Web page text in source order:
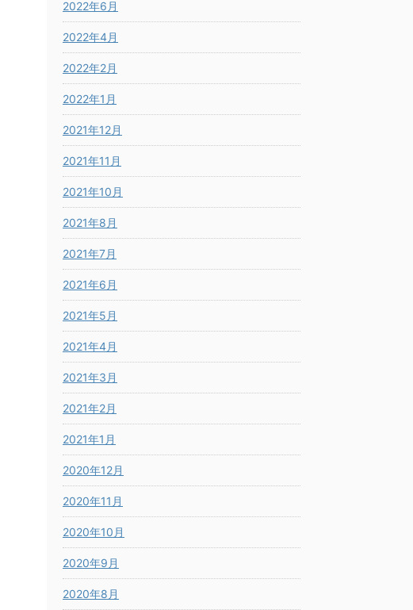
2022年6月
2022年4月
2022年2月
2022年1月
2021年12月
2021年11月
2021年10月
2021年8月
2021年7月
2021年6月
2021年5月
2021年4月
2021年3月
2021年2月
2021年1月
2020年12月
2020年11月
2020年10月
2020年9月
2020年8月